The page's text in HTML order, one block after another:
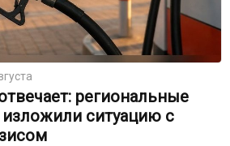
региональные
изложили ситуацию с